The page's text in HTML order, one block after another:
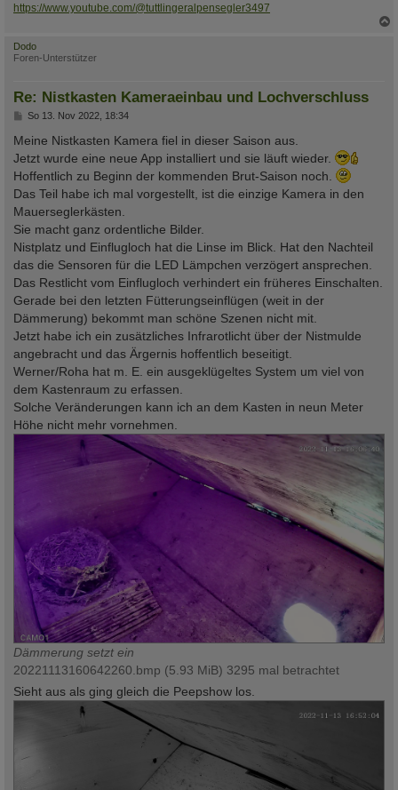
https://www.youtube.com/@tuttlingeralpensegler3497
Dodo
Foren-Unterstützer
Re: Nistkasten Kameraeinbau und Lochverschluss
B
i
r
a
g
So 13. Nov 2022, 18:34
Meine Nistkasten Kamera fiel in dieser Saison aus.
Jetzt wurde eine neue App installiert und sie läuft wieder.
Hoffentlich zu Beginn der kommenden Brut-Saison noch.
Das Teil habe ich mal vorgestellt, ist die einzige Kamera in den
Mauerseglerkästen.
Sie macht ganz ordentliche Bilder.
Nistplatz und Einflugloch hat die Linse im Blick. Hat den Nachteil
das die Sensoren für die LED Lämpchen verzögert ansprechen.
Das Restlicht vom Einflugloch verhindert ein früheres Einschalten.
Gerade bei den letzten Fütterungseinflügen (weit in der
Dämmerung) bekommt man schöne Szenen nicht mit.
Jetzt habe ich ein zusätzliches Infrarotlicht über der Nistmulde
angebracht und das Ärgernis hoffentlich beseitigt.
Werner/Roha hat m. E. ein ausgeklügeltes System um viel von
dem Kastenraum zu erfassen.
Solche Veränderungen kann ich an dem Kasten in neun Meter
Höhe nicht mehr vornehmen.
Dämmerung setzt ein
20221113160642260.bmp (5.93 MiB) 3295 mal betrachtet
Sieht aus als ging gleich die Peepshow los.